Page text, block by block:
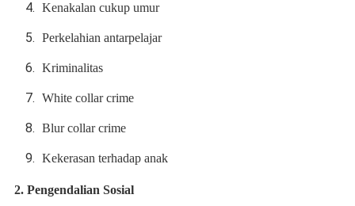
Kenakalan cukup umur
Perkelahian antarpelajar
Kriminalitas
White collar crime
Blur collar crime
Kekerasan terhadap anak
2. Pengendalian Sosial